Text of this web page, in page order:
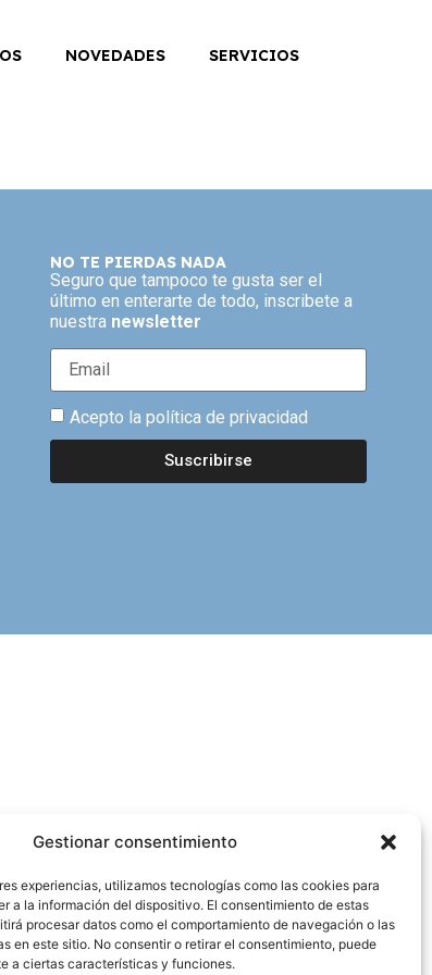
Gestionar consentimiento
experiencias, utilizamos tecnologías como las cookies para
a la información del dispositivo. El consentimiento de estas
procesar datos como el comportamiento de navegación o las
en este sitio. No consentir o retirar el consentimiento, puede
a ciertas características y funciones.
NOVEDADES SERVICIOS
NO TE PIERDAS NADA
Seguro que tampoco te gusta ser el
último en enterarte de todo, inscribete a
nuestra newsletter
Acepto la política de privacidad
Suscribirse